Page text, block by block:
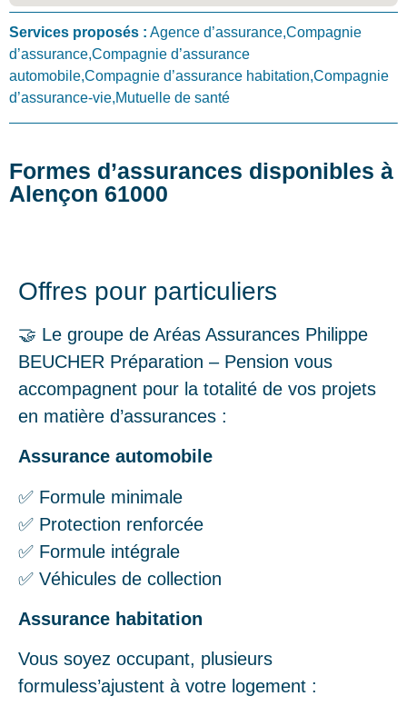
Services proposés : Agence d’assurance,Compagnie
d’assurance,Compagnie d’assurance
automobile,Compagnie d’assurance habitation,Compagnie
d’assurance-vie,Mutuelle de santé
Formes d’assurances disponibles à
Alençon 61000
Offres pour particuliers
🤝 Le groupe de Aréas Assurances Philippe
BEUCHER Préparation – Pension vous
accompagnent pour la totalité de vos projets
en matière d’assurances :
Assurance automobile
✅ Formule minimale
✅ Protection renforcée
✅ Formule intégrale
✅ Véhicules de collection
Assurance habitation
Vous soyez occupant, plusieurs
formuless’ajustent à votre logement :